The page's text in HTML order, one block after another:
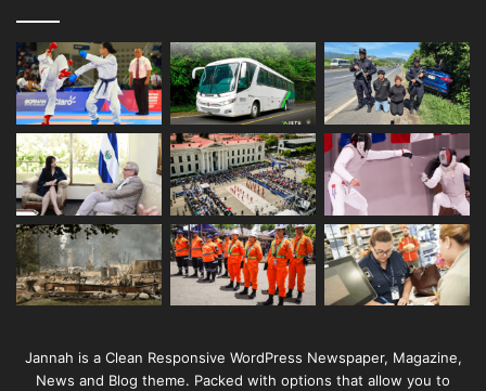
Jannah is a Clean Responsive WordPress Newspaper, Magazine,
News and Blog theme. Packed with options that allow you to